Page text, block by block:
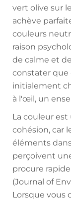
vert olive sur
achève
couleurs
raison
de calme et
constater que
initialement
à l'œil, un
La couleur
cohésion, car
éléments dans
perçoivent
procure
(Journal of
Lorsque vous